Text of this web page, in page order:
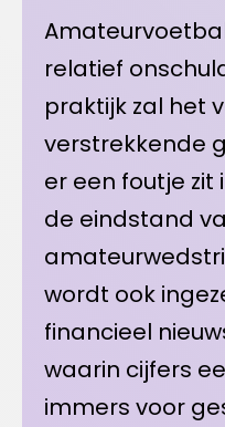
relatief
praktijk zal het
verstrekkende
er een foutje zit
de eindstand
wordt ook
financieel
waarin cijfers
immers voor